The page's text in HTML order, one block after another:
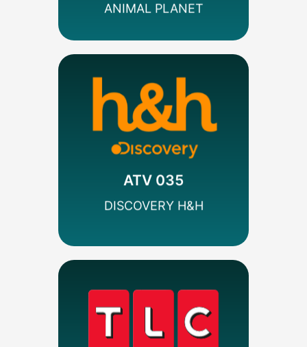
ANIMAL PLANET
ATV 035
DISCOVERY H&H
Estilo de Vida
Codificado
MÁS INFO